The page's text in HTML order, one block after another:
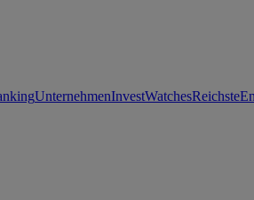
UnternehmenInvestWatchesReichste